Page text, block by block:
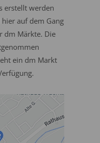
erstellt werden
auf dem Gang
dm Märkte. Die
ein dm Markt